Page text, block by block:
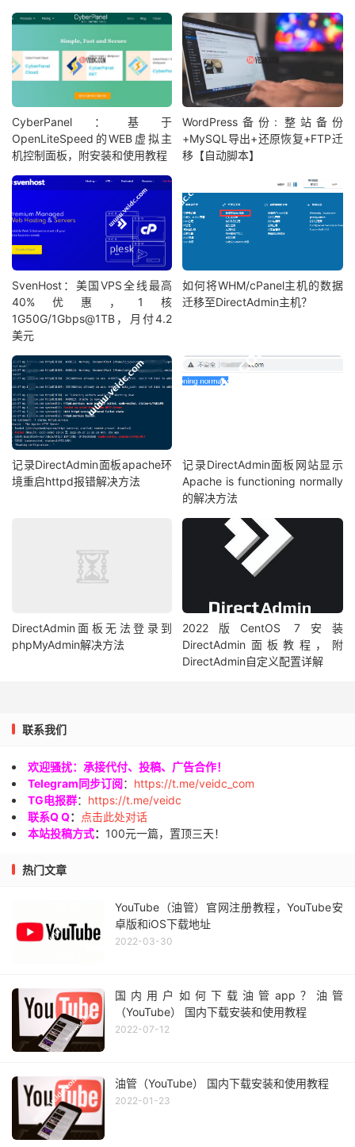
CyberPanel：基于
OpenLiteSpeed的WEB虚拟主
机控制面板，附安装和使用教程
WordPress备份: 整站备份
+MySQL导出+还原恢复+FTP迁
移【自动脚本】
SvenHost：美国VPS全线最高
40%优惠，1核
1G50G/1Gbps@1TB，月付4.2
美元
如何将WHM/cPanel主机的数据
迁移至DirectAdmin主机？
记录DirectAdmin面板apache环
境重启httpd报错解决方法
记录DirectAdmin面板网站显示
Apache is functioning normally
的解决方法
DirectAdmin面板无法登录到
phpMyAdmin解决方法
2022版CentOS 7安装
DirectAdmin面板教程，附
DirectAdmin自定义配置详解
联系我们
欢迎骚扰：承接代付、投稿、广告合作！
Telegram同步订阅： https://t.me/veidc_com
TG电报群： https://t.me/veidc
联系Q Q：
点击此处对话
本站投稿方式： 100元一篇，置顶三天！
热门文章
YouTube（油管）官网注册教程，YouTube安
卓版和iOS下载地址
2022-03-30
国内用户如何下载油管app？油管
（YouTube） 国内下载安装和使用教程
2022-07-12
油管（YouTube） 国内下载安装和使用教程
2022-01-23